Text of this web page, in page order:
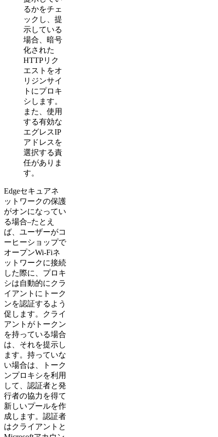
るかをチェ
ックし、提
示している
場合、暗号
化された
HTTPリク
エストをオ
リジンサイ
トにプロキ
シします。
また、使用
する有効な
エグレスIP
アドレスを
選択する責
任がありま
す。
Edgeセキュアネ
ットワークの保護
がオンになってい
る場合–たとえ
ば、ユーザーがコ
ーヒーショップで
オープンWi-Fiネ
ットワークに接続
した際に、プロキ
シは自動的にクラ
イアントにトーク
ンを認証するよう
促します。クライ
アントがトークン
を持っている場合
は、それを提示し
ます。持っていな
い場合は、トーク
ンプロキシを利用
して、認証者と発
行者の協力を得て
新しいプールを作
成します。認証者
はクライアントと